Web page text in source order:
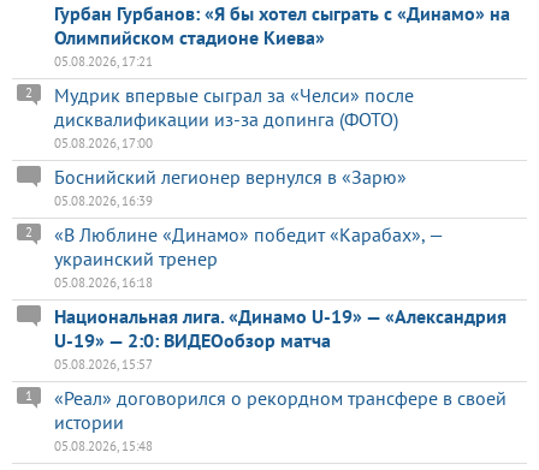
Гурбан Гурбанов: «Я бы хотел сыграть с «Динамо» на
Олимпийском стадионе Киева»
05.08.2026, 17:21
Мудрик впервые сыграл за «Челси» после
дисквалификации из-за допинга (ФОТО)
2
05.08.2026, 17:00
Боснийский легионер вернулся в «Зарю»
05.08.2026, 16:39
«В Люблине «Динамо» победит «Карабах», —
украинский тренер
2
05.08.2026, 16:18
Национальная лига. «Динамо U-19» — «Александрия
U-19» — 2:0: ВИДЕОобзор матча
05.08.2026, 15:57
«Реал» договорился о рекордном трансфере в своей
истории
1
05.08.2026, 15:48